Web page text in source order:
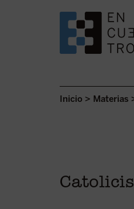
SALTAR AL
Inicio > Materias